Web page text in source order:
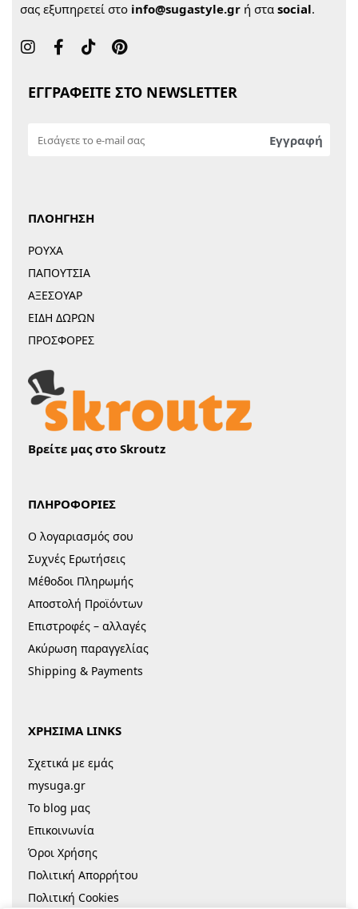
σας εξυπηρετεί στο info@sugastyle.gr ή στα social.
ΕΓΓΡΑΦΕΙΤΕ ΣΤΟ NEWSLETTER
ΠΛΟΗΓΗΣΗ
ΡΟΥΧΑ
ΠΑΠΟΥΤΣΙΑ
ΑΞΕΣΟΥΑΡ
ΕΙΔΗ ΔΩΡΩΝ
ΠΡΟΣΦΟΡΕΣ
Βρείτε μας στο Skroutz
ΠΛΗΡΟΦΟΡΙΕΣ
Ο λογαριασμός σου
Συχνές Ερωτήσεις
Μέθοδοι Πληρωμής
Αποστολή Προϊόντων
Επιστροφές – αλλαγές
Ακύρωση παραγγελίας
Shipping & Payments
ΧΡΗΣΙΜΑ LINKS
Σχετικά με εμάς
mysuga.gr
Το blog μας
Επικοινωνία
Όροι Χρήσης
Πολιτική Απορρήτου
Πολιτική Cookies